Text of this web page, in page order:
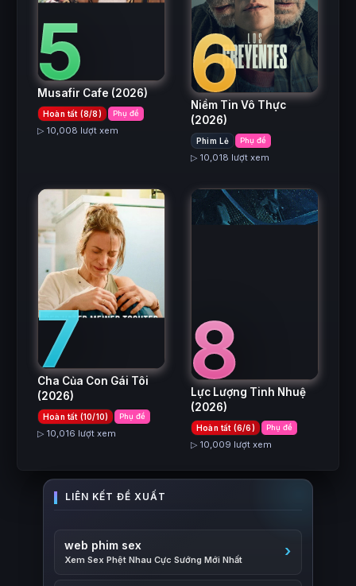
5
Musafir Cafe (2026)
Hoàn tất (8/8) Phụ đề
▷ 10,008 lượt xem
6
Niềm Tin Vô Thực
(2026)
Phim Lẻ Phụ đề
▷ 10,018 lượt xem
7
Cha Của Con Gái Tôi
(2026)
Hoàn tất (10/10) Phụ đề
▷ 10,016 lượt xem
8
Lực Lượng Tinh Nhuệ
(2026)
Hoàn tất (6/6) Phụ đề
▷ 10,009 lượt xem
web phim sex
Xem Sex Phệt Nhau Cực Sướng Mới Nhất